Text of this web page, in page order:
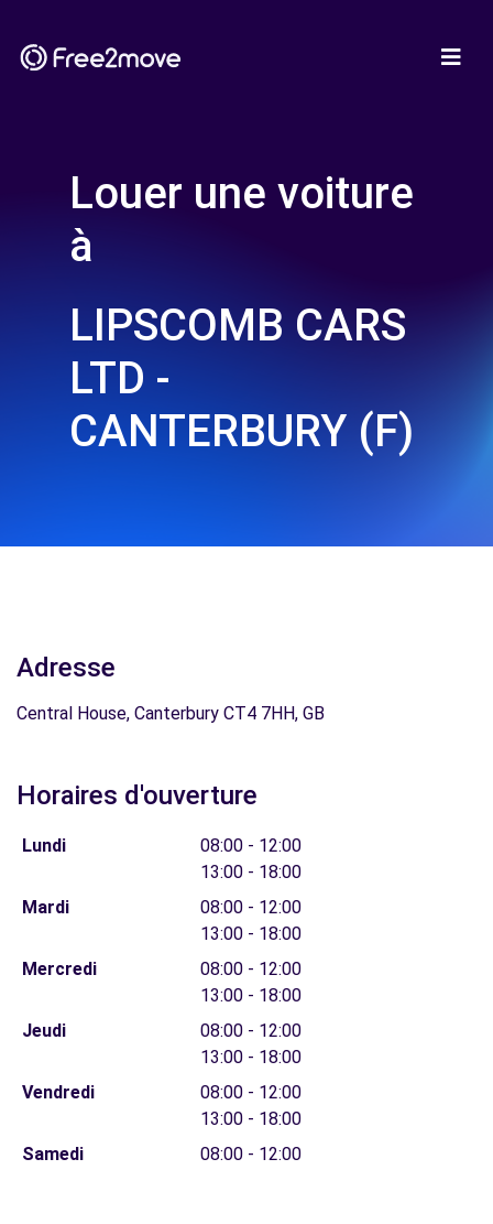
Louer une voiture
à
LIPSCOMB CARS
LTD -
CANTERBURY (F)
Adresse
Central House, Canterbury CT4 7HH, GB
Horaires d'ouverture
Lundi
08:00 - 12:00
13:00 - 18:00
Mardi
08:00 - 12:00
13:00 - 18:00
Mercredi
08:00 - 12:00
13:00 - 18:00
Jeudi
08:00 - 12:00
13:00 - 18:00
Vendredi
08:00 - 12:00
13:00 - 18:00
Samedi
08:00 - 12:00